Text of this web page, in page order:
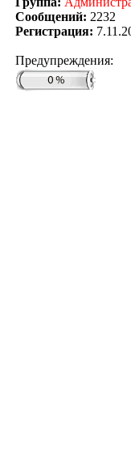
Сообщений: 2232
Регистрация:
Предупреждения: